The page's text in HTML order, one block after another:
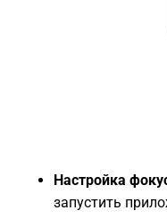
Настройка
запустить